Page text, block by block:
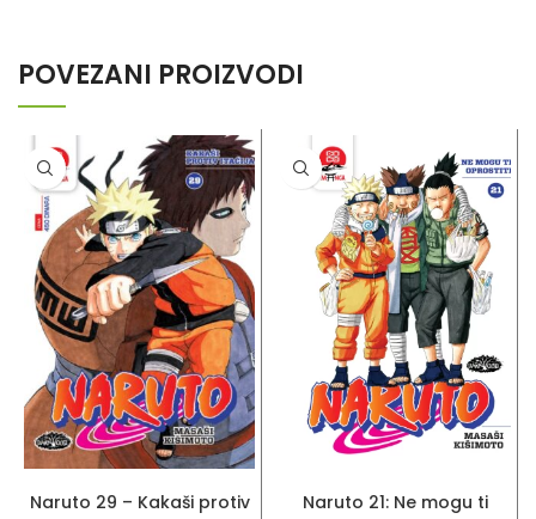
POVEZANI PROIZVODI
Naruto 29 – Kakaši protiv
Naruto 21: Ne mogu ti